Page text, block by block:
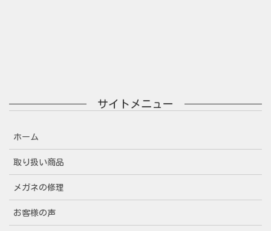
サイトメニュー
ホーム
取り扱い商品
メガネの修理
お客様の声